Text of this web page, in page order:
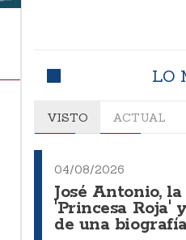
LO
VISTO ACTUAL
04/08/2026
José Antonio,
'Princesa Roja'
de una